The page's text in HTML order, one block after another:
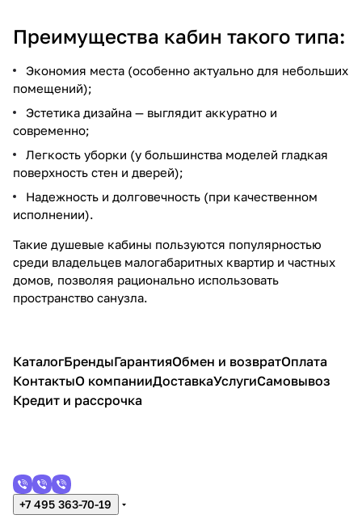
Преимущества кабин такого типа:
Экономия места (особенно актуально для небольших
помещений);
Эстетика дизайна — выглядит аккуратно и
современно;
Легкость уборки (у большинства моделей гладкая
поверхность стен и дверей);
Надежность и долговечность (при качественном
исполнении).
Такие душевые кабины пользуются популярностью
среди владельцев малогабаритных квартир и частных
домов, позволяя рационально использовать
пространство санузла.
КаталогБрендыГарантияОбмен и возвратОплата
КонтактыО компанииДоставкаУслугиСамовывоз
Кредит и рассрочка
+7 495 363-70-19